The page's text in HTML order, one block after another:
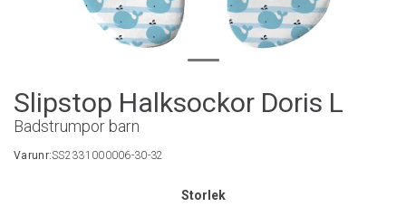
Slipstop Halksockor Doris L
Badstrumpor barn
Varunr:SS2331000006-30-32
Storlek